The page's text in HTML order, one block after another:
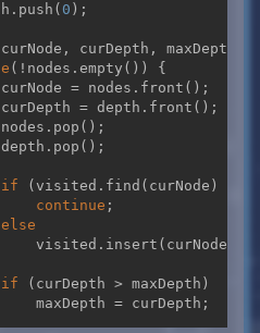
0 );
curNode, curDepth, maxDepth
(!nodes.empty()) {
= nodes.front();
= depth.front();
if (visited.find(curNode) !=
continue ;
else
visited.insert(curNode);
if (curDepth > maxDepth)
maxDepth = curDepth;